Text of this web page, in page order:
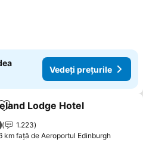
Vedeți prețurile
Adăugaţi la favorite
Lodge Hotel
1.223
km faţă de Aeroportul Edinburgh